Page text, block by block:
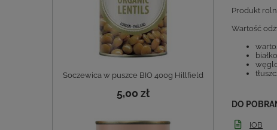
Soczewica w puszce BIO 400g Hillfield
5,00 zł
Produkt
Wartość
DO
IOB